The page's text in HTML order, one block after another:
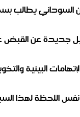
السوداني يطالب
عن القبض
البينية
اللحظة لهذا